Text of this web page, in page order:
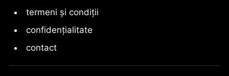
termeni și condiții
confidențialitate
contact